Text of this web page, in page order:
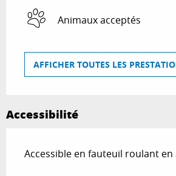
Animaux acceptés
AFFICHER TOUTES LES
Accessibilité
Accessible en fauteuil roulant